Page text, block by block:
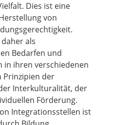
Dies ist eine
von
als
Bedarfen und
in ihren verschiedenen
Prinzipien der
Interkulturalität, der
Förderung.
Integrationsstellen ist